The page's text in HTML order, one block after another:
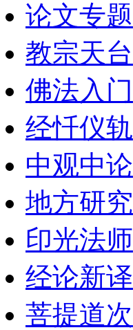
论文专题
教宗天台
佛法入门
经忏仪轨
中观中论
地方研究
印光法师
经论新译
菩提道次